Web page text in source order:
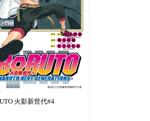
火影新世代#4